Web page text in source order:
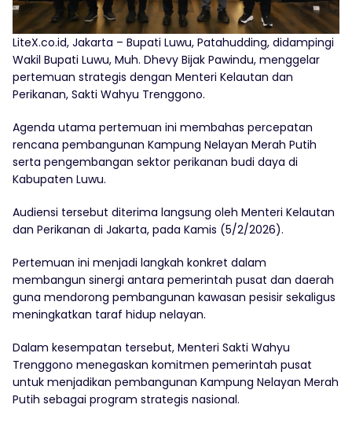
LiteX.co.id, Jakarta – Bupati Luwu, Patahudding, didampingi
Wakil Bupati Luwu, Muh. Dhevy Bijak Pawindu, menggelar
pertemuan strategis dengan Menteri Kelautan dan
Perikanan, Sakti Wahyu Trenggono.
Agenda utama pertemuan ini membahas percepatan
rencana pembangunan Kampung Nelayan Merah Putih
serta pengembangan sektor perikanan budi daya di
Kabupaten Luwu.
Audiensi tersebut diterima langsung oleh Menteri Kelautan
dan Perikanan di Jakarta, pada Kamis (5/2/2026).
Pertemuan ini menjadi langkah konkret dalam
membangun sinergi antara pemerintah pusat dan daerah
guna mendorong pembangunan kawasan pesisir sekaligus
meningkatkan taraf hidup nelayan.
Dalam kesempatan tersebut, Menteri Sakti Wahyu
Trenggono menegaskan komitmen pemerintah pusat
untuk menjadikan pembangunan Kampung Nelayan Merah
Putih sebagai program strategis nasional.